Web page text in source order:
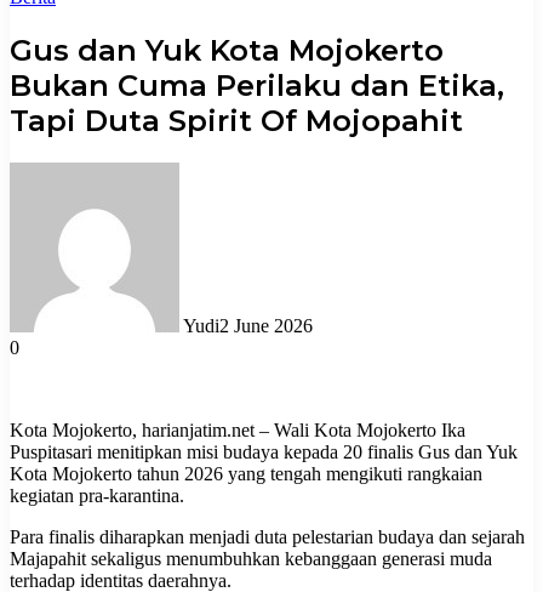
Gus dan Yuk Kota Mojokerto
Bukan Cuma Perilaku dan Etika,
Tapi Duta Spirit Of Mojopahit
Yudi2 June 2026
0
Kota Mojokerto, harianjatim.net – Wali Kota Mojokerto Ika
Puspitasari menitipkan misi budaya kepada 20 finalis Gus dan Yuk
Kota Mojokerto tahun 2026 yang tengah mengikuti rangkaian
kegiatan pra-karantina.
Para finalis diharapkan menjadi duta pelestarian budaya dan sejarah
Majapahit sekaligus menumbuhkan kebanggaan generasi muda
terhadap identitas daerahnya.